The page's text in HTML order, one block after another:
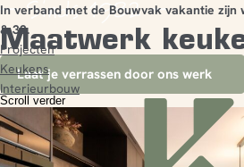
In verband met de Bouwvak vakantie zijn
& 33.
Projecten
Keukens
Interieurbouw
Maatwerk
Laat je verrassen door ons werk
Scroll verder